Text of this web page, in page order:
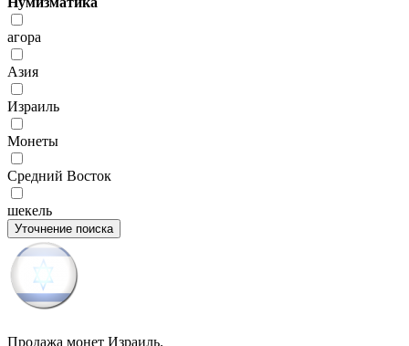
агора
Азия
Израиль
Монеты
Средний Восток
шекель
Уточнение поиска
Продажа монет Израиль.